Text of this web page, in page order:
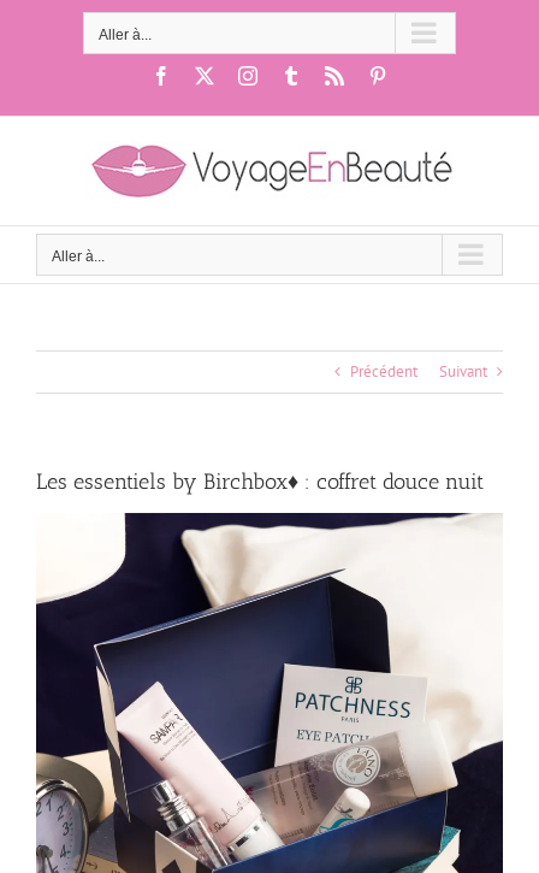
Aller à...
Facebook Instagram
Tumblr
Aller à...
Précédent Suivant
Les essentiels by Birchbox♦ : coffret douce nuit